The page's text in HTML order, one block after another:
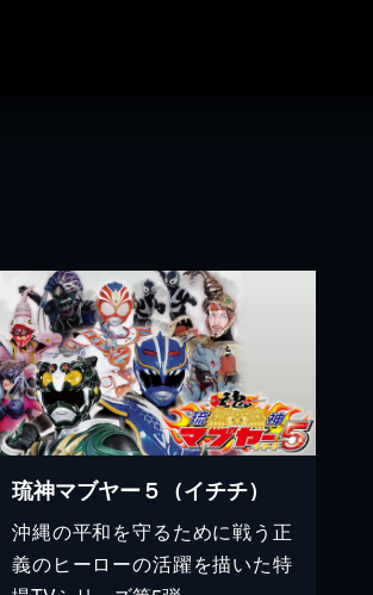
琉神マブヤー５（イチチ）
沖縄の平和を守るために戦う正
義のヒーローの活躍を描いた特